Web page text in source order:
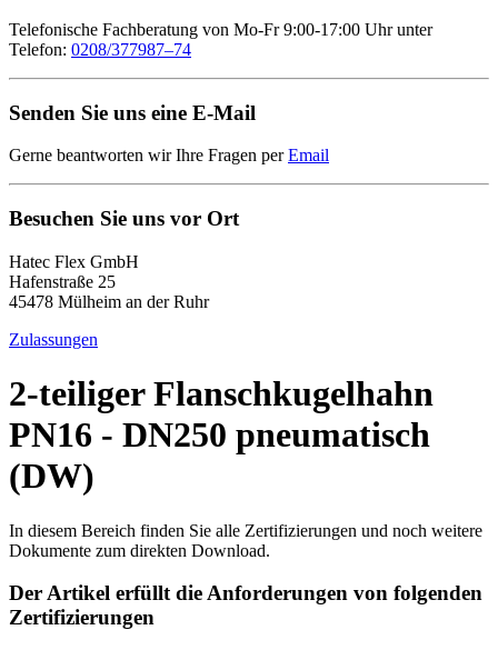
Telefonische Fachberatung von Mo-Fr 9:00-17:00 Uhr unter
Telefon: 0208/377987–74
Senden Sie uns eine E-Mail
Gerne beantworten wir Ihre Fragen perEmail
Besuchen Sie uns vor Ort
Hatec Flex GmbH
Hafenstraße 25
45478 Mülheim an der Ruhr
Zulassungen
2-teiliger Flanschkugelhahn
PN16 - DN250 pneumatisch
(DW)
In diesem Bereich finden Sie alle Zertifizierungen und noch weitere
Dokumente zum direkten Download.
Der Artikel erfüllt die Anforderungen von folgenden
Zertifizierungen